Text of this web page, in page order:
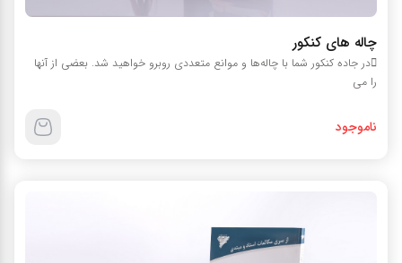
چاله های کنکور
در جاده کنکور شما با چاله‌ها و موانع متعددی روبرو خواهید شد. بعضی از آنها
را می‌
ناموجود